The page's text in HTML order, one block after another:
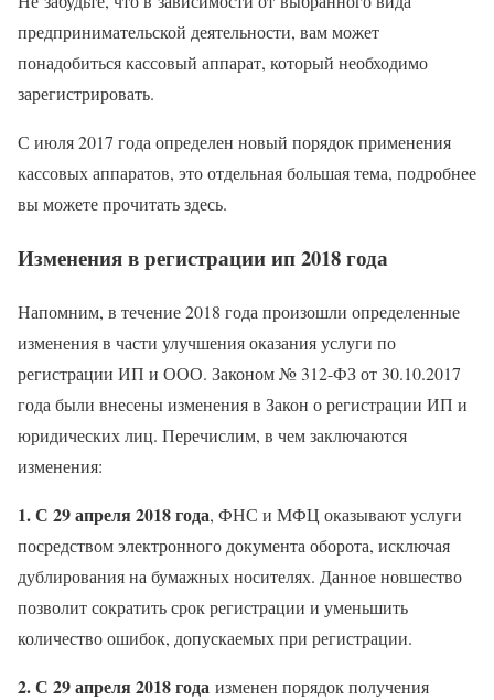
предпринимательской деятельности, вам может
понадобиться кассовый аппарат, который необходимо
зарегистрировать.
С июля 2017 года определен новый порядок применения
кассовых аппаратов, это отдельная большая тема, подробнее
вы можете прочитать здесь.
Изменения в регистрации ип 2018 года
Напомним, в течение 2018 года произошли определенные
изменения в части улучшения оказания услуги по
регистрации ИП и ООО. Законом № 312-ФЗ от 30.10.2017
года были внесены изменения в Закон о регистрации ИП и
юридических лиц. Перечислим, в чем заключаются
изменения:
1. С 29 апреля 2018 года, ФНС и МФЦ оказывают услуги
посредством электронного документа оборота, исключая
дублирования на бумажных носителях. Данное новшество
позволит сократить срок регистрации и уменьшить
количество ошибок, допускаемых при регистрации.
2. С 29 апреля 2018 года изменен порядок получения